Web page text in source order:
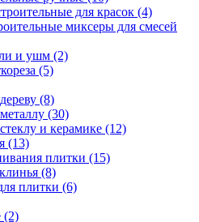
для красок (4)
миксеры для смесей
и ушм (2)
(5)
(8)
(30)
и керамике (12)
(13)
плитки (15)
(8)
плитки (6)
(2)